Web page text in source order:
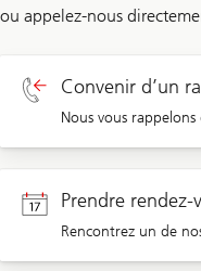
ou appelez-nous
Convenir d’un
Nous vous
Rappel clients privés
Rappel clients
Prendre rendez-
Rencontrez un de